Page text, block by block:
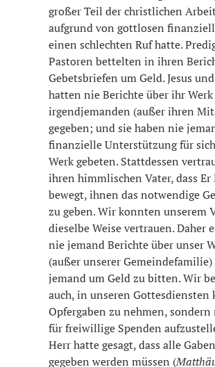
großer Teil der christlichen
aufgrund von gottlosen
einen schlechten Ruf hatte.
Pastoren bettelten in ihren
Gebetsbriefen um Geld. Jesus
hatten nie Berichte über ihr Werk
irgendjemanden (außer ihren
gegeben; und sie haben nie
finanzielle Unterstützung für
Werk gebeten. Stattdessen
ihren himmlischen Vater, dass Er
bewegt, ihnen das notwendige
zu geben. Wir konnten unserem
dieselbe Weise vertrauen. Daher
nie jemand Berichte über unser
(außer unserer
jemand um Geld zu bitten. Wir
auch, in unseren Gottesdiensten
Opfergaben zu nehmen,
für freiwillige Spenden
Herr hatte gesagt, dass alle
gegeben werden müssen (